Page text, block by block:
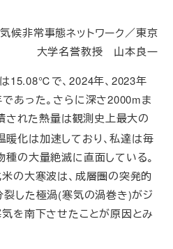
ットワーク／東京
大学名誉教授 山本良一
15.08℃で、2024年、2023年
あった。さらに深さ2000mま
された熱量は観測史上最大の
暖化は加速しており、私達は毎
の大量絶滅に直面している。
の大寒波は、成層圏の突発的
した極渦(寒気の渦巻き)がジ
を南下させたことが原因とみ